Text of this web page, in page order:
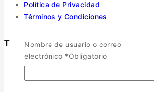
Política de Privacidad
Términos y Condiciones
TiendaNombre de usuario o correo
electrónico *Obligatorio